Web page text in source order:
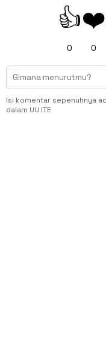
👍
0
❤️
0
Isi komentar sepenuhnya
dalam UU ITE